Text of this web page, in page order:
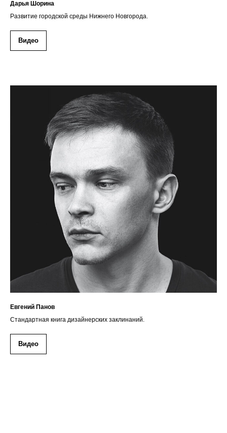
Дарья Шорина
Развитие городской среды Нижнего Новгорода.
Видео
Евгений Панов
Стандартная книга дизайнерских заклинаний.
Видео